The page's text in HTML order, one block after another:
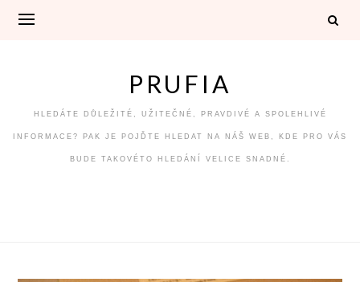
PRUFIA
HLEDÁTE DŮLEŽITÉ, UŽITEČNÉ, PRAVDIVÉ A SPOLEHLIVÉ
INFORMACE? PAK JE POJĎTE HLEDAT NA NÁŠ WEB, KDE PRO VÁS
BUDE TAKOVÉTO HLEDÁNÍ VELICE SNADNÉ.